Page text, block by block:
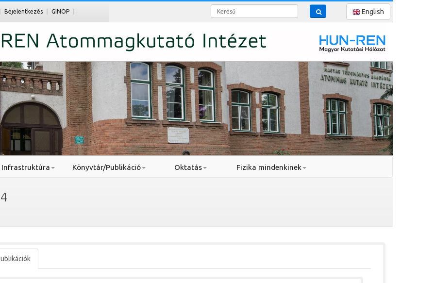
Bejelentkezés GINOP Kereső English
Infrastruktúra Könyvtár/Publikáció Oktatás Fizika mindenkinek
4